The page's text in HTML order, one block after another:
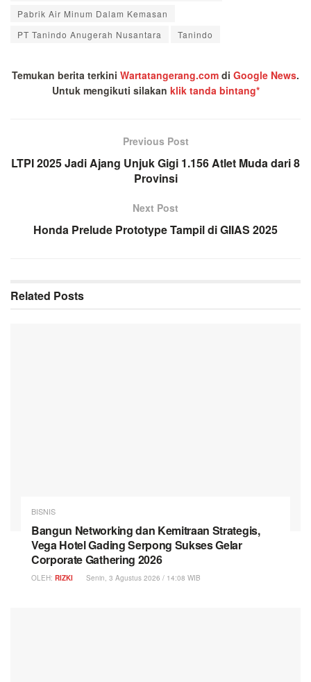
Pabrik Air Minum Dalam Kemasan
PT Tanindo Anugerah Nusantara
Tanindo
Temukan berita terkini Wartatangerang.com di Google News.
Untuk mengikuti silakan klik tanda bintang*
Previous Post
LTPI 2025 Jadi Ajang Unjuk Gigi 1.156 Atlet Muda dari 8
Provinsi
Next Post
Honda Prelude Prototype Tampil di GIIAS 2025
Related Posts
BISNIS
Bangun Networking dan Kemitraan Strategis,
Vega Hotel Gading Serpong Sukses Gelar
Corporate Gathering 2026
OLEH: RIZKI Senin, 3 Agustus 2026 / 14:08 WIB